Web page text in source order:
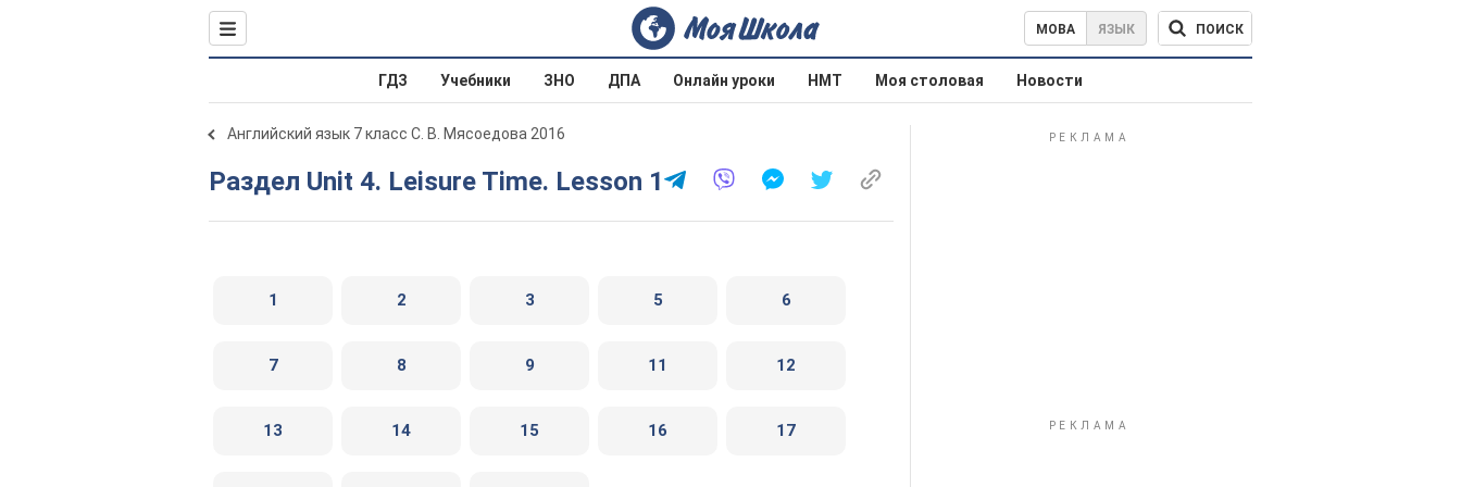
МОВА ЯЗЫК ПОИСК
ГДЗ Учебники ЗНО ДПА Онлайн уроки НМТ Моя столовая Новости
Английский язык 7 класс С. В. Мясоедова 2016
Раздел Unit 4. Leisure Time. Lesson 1
1 2 3 5 6
7 8 9 11 12
13 14 15 16 17